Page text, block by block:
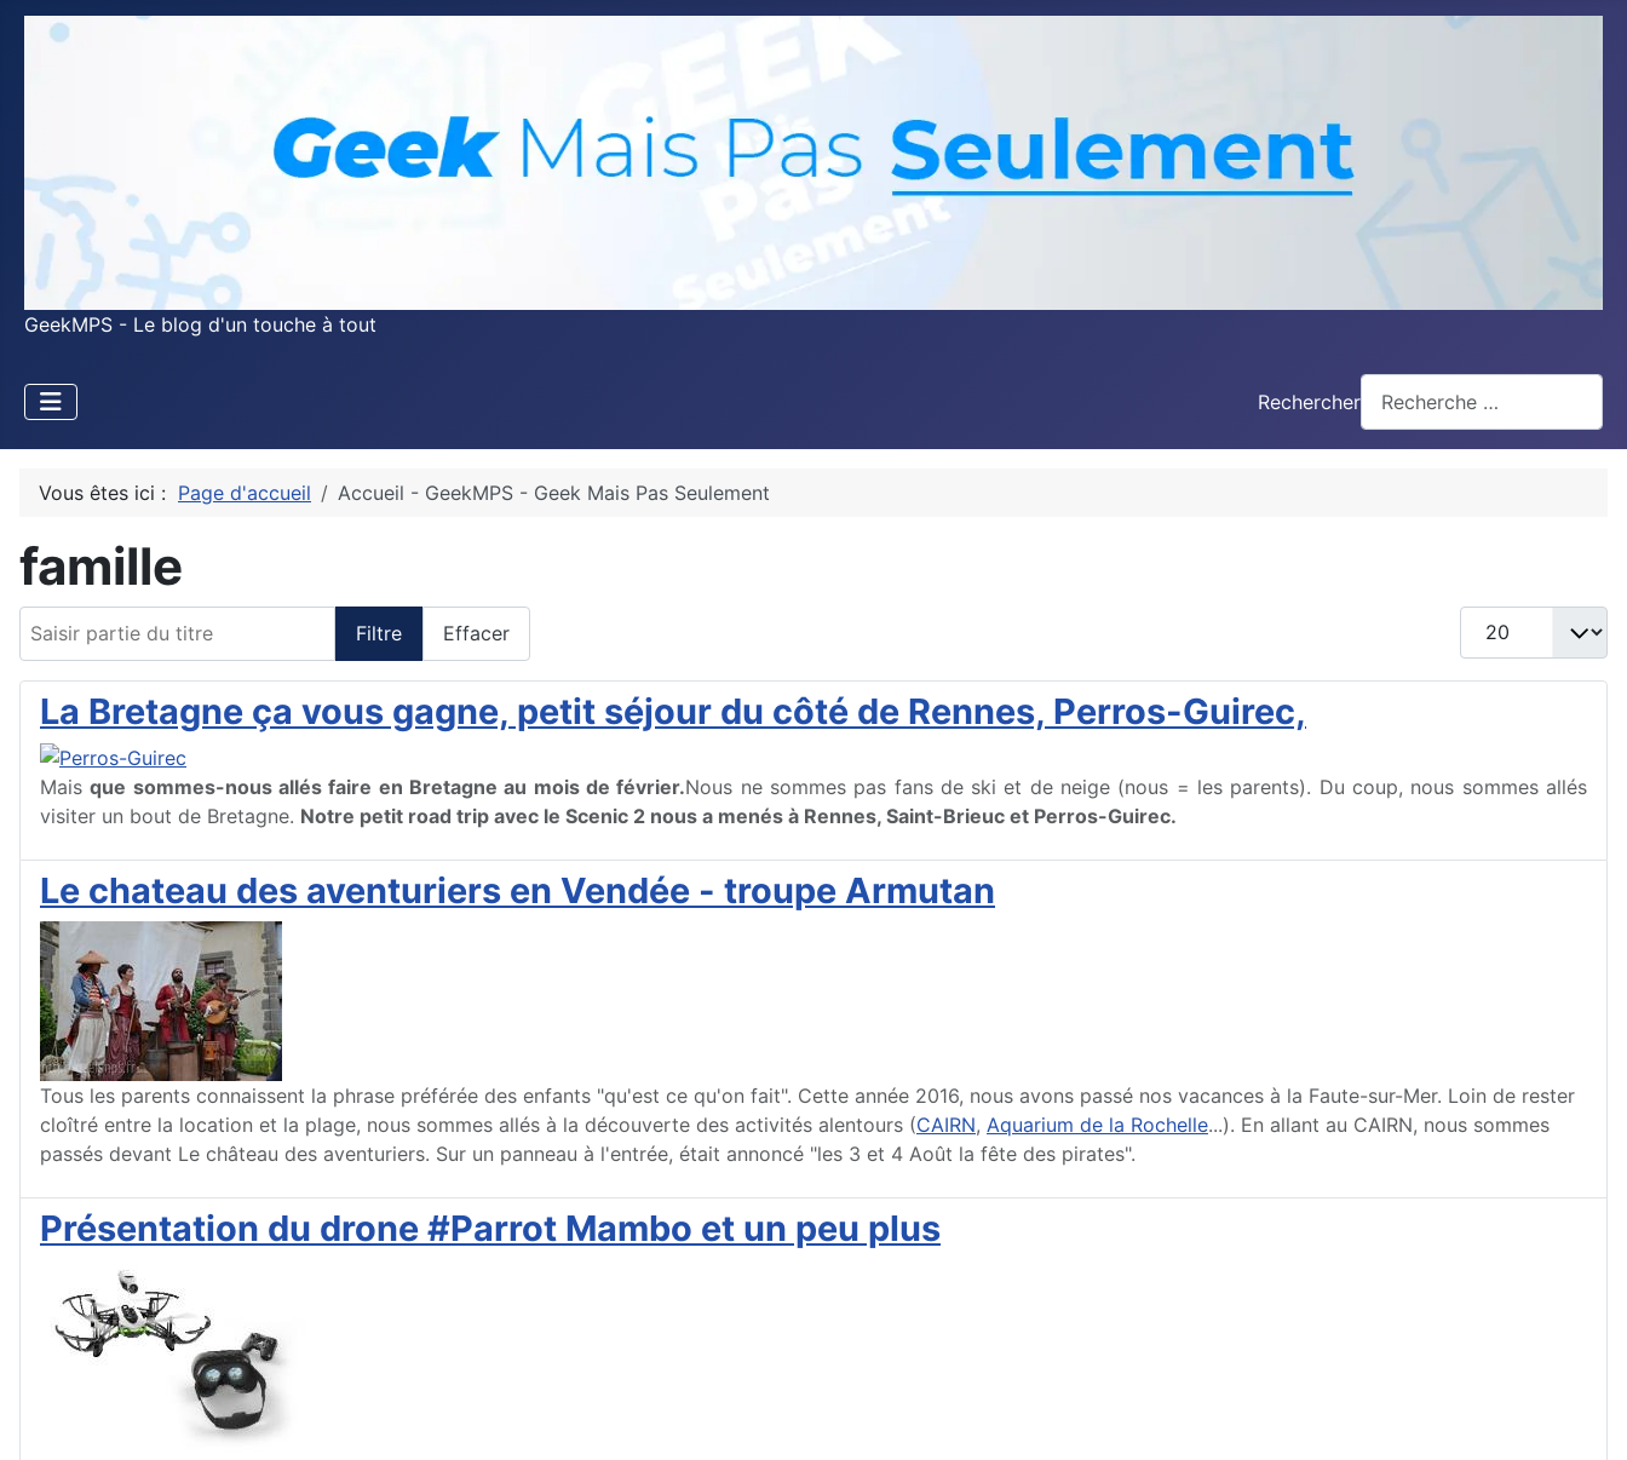
GeekMPS - Le blog d'un touche à tout
Rechercher
Vous êtes ici : Page d'accueil Accueil - GeekMPS - Geek Mais Pas Seulement
famille
Filtre Effacer
Afficher #
La Bretagne ça vous gagne, petit séjour du côté de Rennes, Perros-Guirec,
Maisque sommes-nous allés faire en Bretagne au mois de février.Nous ne sommes pas fans de ski et de neige (nous = les parents). Du coup, nous sommes allés
visiter un bout de Bretagne. Notre petit road trip avec le Scenic 2 nous a menés à Rennes, Saint-Brieuc et Perros-Guirec.
Le chateau des aventuriers en Vendée - troupe Armutan
Tous les parents connaissent la phrase préférée des enfants "qu'est ce qu'on fait". Cette année 2016, nous avons passé nos vacances à la Faute-sur-Mer. Loin de rester
cloîtré entre la location et la plage, nous sommes allés à la découverte des activités alentours (CAIRN, Aquarium de la Rochelle...). En allant au CAIRN, nous sommes
passés devant Le château des aventuriers. Sur un panneau à l'entrée, était annoncé "les 3 et 4 Août la fête des pirates".
Présentation du drone #Parrot Mambo et un peu plus